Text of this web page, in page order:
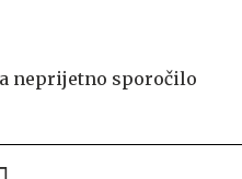
neprijetno sporočilo